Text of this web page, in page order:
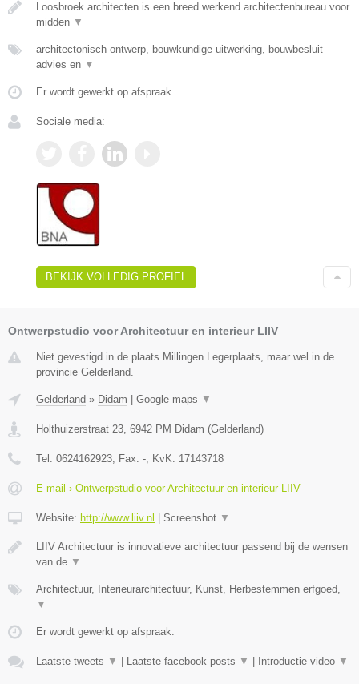
Loosbroek architecten is een breed werkend architectenbureau voor
midden ▼
architectonisch ontwerp, bouwkundige uitwerking, bouwbesluit
advies en ▼
Er wordt gewerkt op afspraak.
Sociale media:
BEKIJK VOLLEDIG PROFIEL
Ontwerpstudio voor Architectuur en interieur LIIV
Niet gevestigd in de plaats Millingen Legerplaats, maar wel in de
provincie Gelderland.
Gelderland » Didam Google maps ▼
Holthuizerstraat 23, 6942 PM Didam (Gelderland)
Tel: 0624162923, Fax: -, KvK: 17143718
E-mail › Ontwerpstudio voor Architectuur en interieur LIIV
Website: http://www.liiv.nl Screenshot ▼
LIIV Architectuur is innovatieve architectuur passend bij de wensen
van de ▼
Architectuur, Interieurarchitectuur, Kunst, Herbestemmen erfgoed,
▼
Er wordt gewerkt op afspraak.
Laatste tweets ▼ Laatste facebook posts ▼ Introductie video ▼